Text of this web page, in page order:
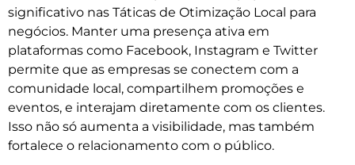
significativo nas Táticas de Otimização Local para
negócios. Manter uma presença ativa em
plataformas como Facebook, Instagram e Twitter
permite que as empresas se conectem com a
comunidade local, compartilhem promoções e
eventos, e interajam diretamente com os clientes.
Isso não só aumenta a visibilidade, mas também
fortalece o relacionamento com o público.